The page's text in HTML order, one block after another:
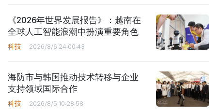
《2026年世界发展报告》：越南在
全球人工智能浪潮中扮演重要角色
科技 2026/8/6 24:00:43
海防市与韩国推动技术转移与企业
支持领域国际合作
科技 2026/8/5 10:28:58